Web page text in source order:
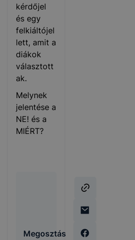
kérdőjel
és egy
felkiáltójel
lett, amit a
diákok
választott
ak.
Melynek
jelentése a
NE! és a
MIÉRT?
Megosztás